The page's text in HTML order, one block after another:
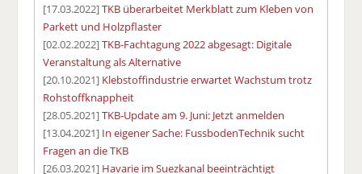
[17.03.2022]TKB überarbeitet Merkblatt zum Kleben von
Parkett und Holzpflaster
[02.02.2022]TKB-Fachtagung 2022 abgesagt: Digitale
Veranstaltung als Alternative
[20.10.2021] Klebstoffindustrie erwartet Wachstum trotz
Rohstoffknappheit
[28.05.2021]TKB-Update am 9. Juni: Jetzt anmelden
[13.04.2021] In eigener Sache: FussbodenTechnik sucht
Fragen an die TKB
[26.03.2021] Havarie im Suezkanal beeinträchtigt